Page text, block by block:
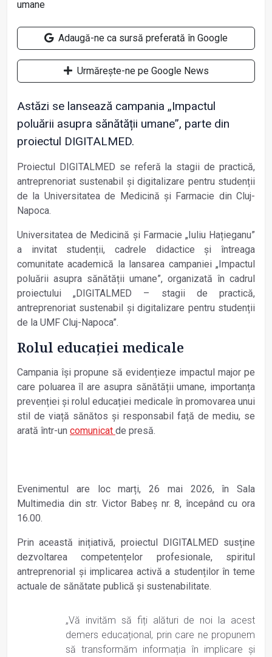
Adaugă-ne ca sursă preferată în Google
Urmărește-ne pe Google News
Astăzi se lansează campania „Impactul
poluării asupra sănătății umane”, parte din
proiectul DIGITALMED.
Proiectul DIGITALMED se referă la stagii de practică,
antreprenoriat sustenabil și digitalizare pentru studenții
de la Universitatea de Medicină și Farmacie din Cluj-
Napoca.
Universitatea de Medicină și Farmacie „Iuliu Hațieganu”
a invitat studenții, cadrele didactice și întreaga
comunitate academică la lansarea campaniei „Impactul
poluării asupra sănătății umane”, organizată în cadrul
proiectului „DIGITALMED – stagii de practică,
antreprenoriat sustenabil și digitalizare pentru studenții
de la UMF Cluj-Napoca”.
Rolul educației medicale
Campania își propune să evidențieze impactul major pe
care poluarea îl are asupra sănătății umane, importanța
prevenției și rolul educației medicale în promovarea unui
stil de viață sănătos și responsabil față de mediu, se
arată într-un comunicat de presă.
Evenimentul are loc marți, 26 mai 2026, în Sala
Multimedia din str. Victor Babeș nr. 8, începând cu ora
16.00.
Prin această inițiativă, proiectul DIGITALMED susține
dezvoltarea competențelor profesionale, spiritul
antreprenorial și implicarea activă a studenților în teme
actuale de sănătate publică și sustenabilitate.
„Vă invităm să fiți alături de noi la acest
demers educațional, prin care ne propunem
să transformăm informația în implicare și